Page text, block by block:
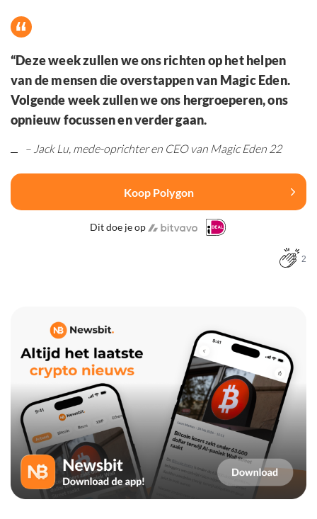
“Deze week zullen we ons richten op het helpen
van de mensen die overstappen van Magic Eden.
Volgende week zullen we ons hergroeperen, ons
opnieuw focussen en verder gaan.
– Jack Lu, mede-oprichter en CEO van Magic Eden 22
Koop Polygon
Dit doe je op
2